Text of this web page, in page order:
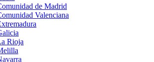
de Madrid
Valenciana
Rioja